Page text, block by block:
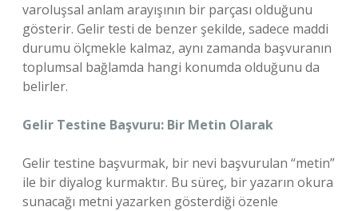
varoluşsal anlam arayışının bir parçası olduğunu
gösterir. Gelir testi de benzer şekilde, sadece maddi
durumu ölçmekle kalmaz, aynı zamanda başvuranın
toplumsal bağlamda hangi konumda olduğunu da
belirler.
Gelir Testine Başvuru: Bir Metin Olarak
Gelir testine başvurmak, bir nevi başvurulan “metin”
ile bir diyalog kurmaktır. Bu süreç, bir yazarın okura
sunacağı metni yazarken gösterdiği özenle